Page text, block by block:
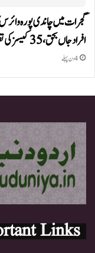
افراد جاں بحق، 35 کیسز کی تصدیق،…
4 دن پہلے
Links